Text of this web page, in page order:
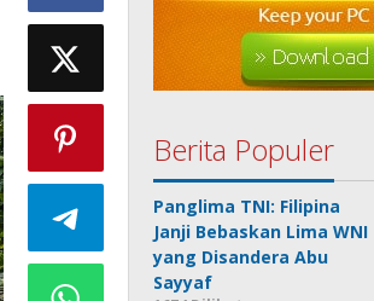
Berita Populer
Panglima TNI: Filipina
Janji Bebaskan Lima WNI
yang Disandera Abu
Sayyaf